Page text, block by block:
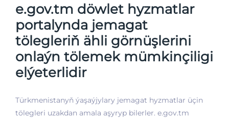
e.gov.tm döwlet hyzmatlar
portalynda jemagat
tölegleriň ähli görnüşlerini
onlaýn tölemek mümkinçiligi
elýeterlidir
Türkmenistanyň ýaşaýjylary jemagat hyzmatlar üçin
tölegleri uzakdan amala aşyryp bilerler. e.gov.tm